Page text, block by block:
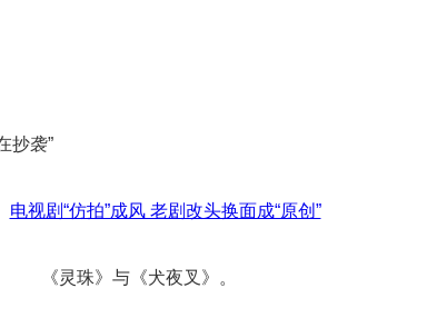
抄袭”
《灵珠》与《犬夜叉》。